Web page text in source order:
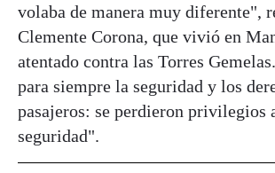
volaba de manera muy diferente",
Clemente Corona, que vivió en
atentado contra las Torres
para siempre la seguridad y los
pasajeros: se perdieron privilegios
seguridad".